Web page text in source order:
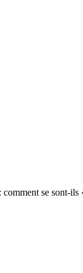
comment se sont-